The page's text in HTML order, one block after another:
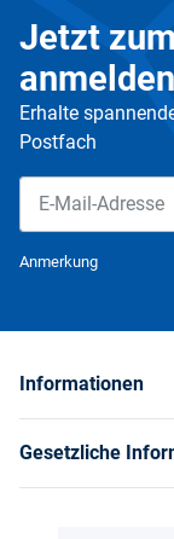
Jetzt
Erhalte
Postfach
Anmerkung
Informationen
Gesetzliche